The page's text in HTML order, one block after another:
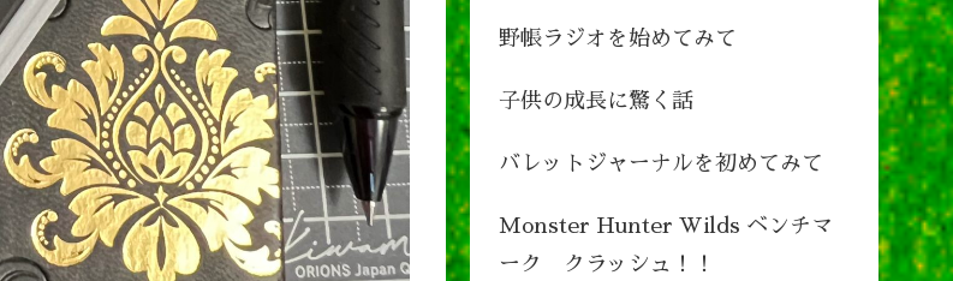
野帳ラジオを始めてみて
子供の成長に驚く話
バレットジャーナルを初めてみて
Monster Hunter Wilds ベンチマ
ーク クラッシュ！！